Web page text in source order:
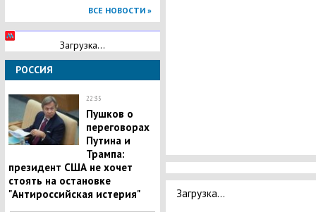
ВСЕ НОВОСТИ »
Загрузка...
РОССИЯ
22:35
Пушков о
переговорах
Путина и
Трампа:
президент США не хочет
стоять на остановке
"Антироссийская истерия"
Загрузка...